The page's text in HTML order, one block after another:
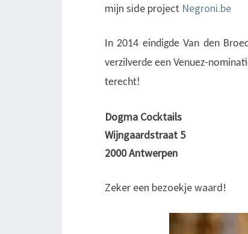
mijn side project Negroni.be
In 2014 eindigde Van den
verzilverde een Venuez-
terecht!
Dogma Cocktails
Wijngaardstraat 5
2000 Antwerpen
Zeker een bezoekje waard!